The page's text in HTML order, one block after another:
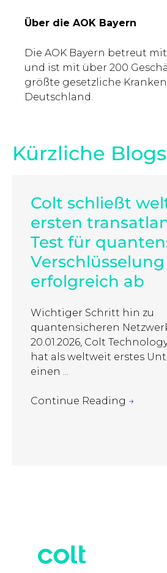
Über die AOK Bayern
Die AOK Bayern betreut
und ist mit über 200
größte gesetzliche
Deutschland.
Kürzliche Blogs
Colt schließt
ersten
Test für
Verschlüsselung
erfolgreich ab
Wichtiger Schritt hin zu
quantensicheren
20.01.2026, Colt
hat als weltweit erstes
einen ...
Continue Reading →